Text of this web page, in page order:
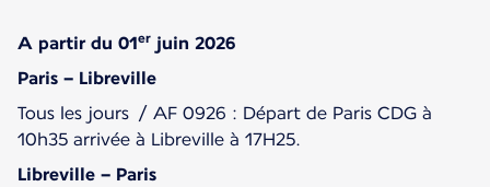
A partir du 01er juin 2026
Paris – Libreville
Tous les jours / AF 0926 : Départ de Paris CDG à
10h35 arrivée à Libreville à 17H25.
Libreville – Paris